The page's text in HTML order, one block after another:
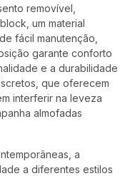
removível,
um material
fácil manutenção,
garante conforto
e a durabilidade
que oferecem
interferir na leveza
almofadas
a
a diferentes estilos